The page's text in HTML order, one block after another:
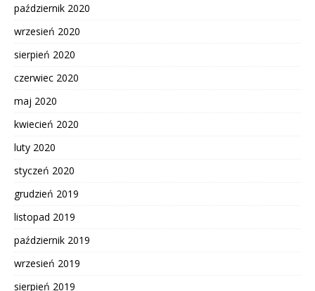
październik 2020
wrzesień 2020
sierpień 2020
czerwiec 2020
maj 2020
kwiecień 2020
luty 2020
styczeń 2020
grudzień 2019
listopad 2019
październik 2019
wrzesień 2019
sierpień 2019